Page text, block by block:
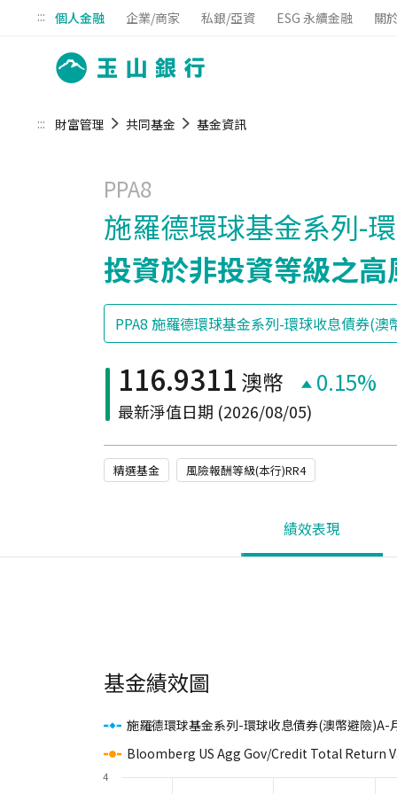
::: 個人金融 企業/商家 私銀/亞資 ESG 永續金融 關
財富管理 共同基金 基金資訊
:::
PPA8
施羅德環球基金系列-
投資於非投資等級之
116.9311 澳幣 0.15%
最新淨值日期 (2026/08/05)
精選基金 風險報酬等級(本行)RR4
績效表現
基金績效圖
施羅德環球基金系列-環球收息債券(澳幣避險)A-
Bloomberg US Agg Gov/Credit Total Return
4